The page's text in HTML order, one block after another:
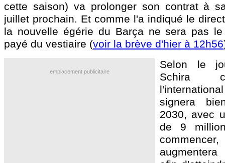
cette saison) va prolonger son contrat à
juillet prochain. Et comme l'a indiqué le
la nouvelle égérie du Barça ne sera pas
payé du vestiaire (voir la brève d'hier à 12h56
emplacement publicitaire
Selon le
Schira
signera
2030, avec
de 9